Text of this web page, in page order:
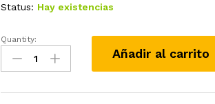
Status: Hay existencias
Espejo
pared
Quantity:
Añadir al carrito